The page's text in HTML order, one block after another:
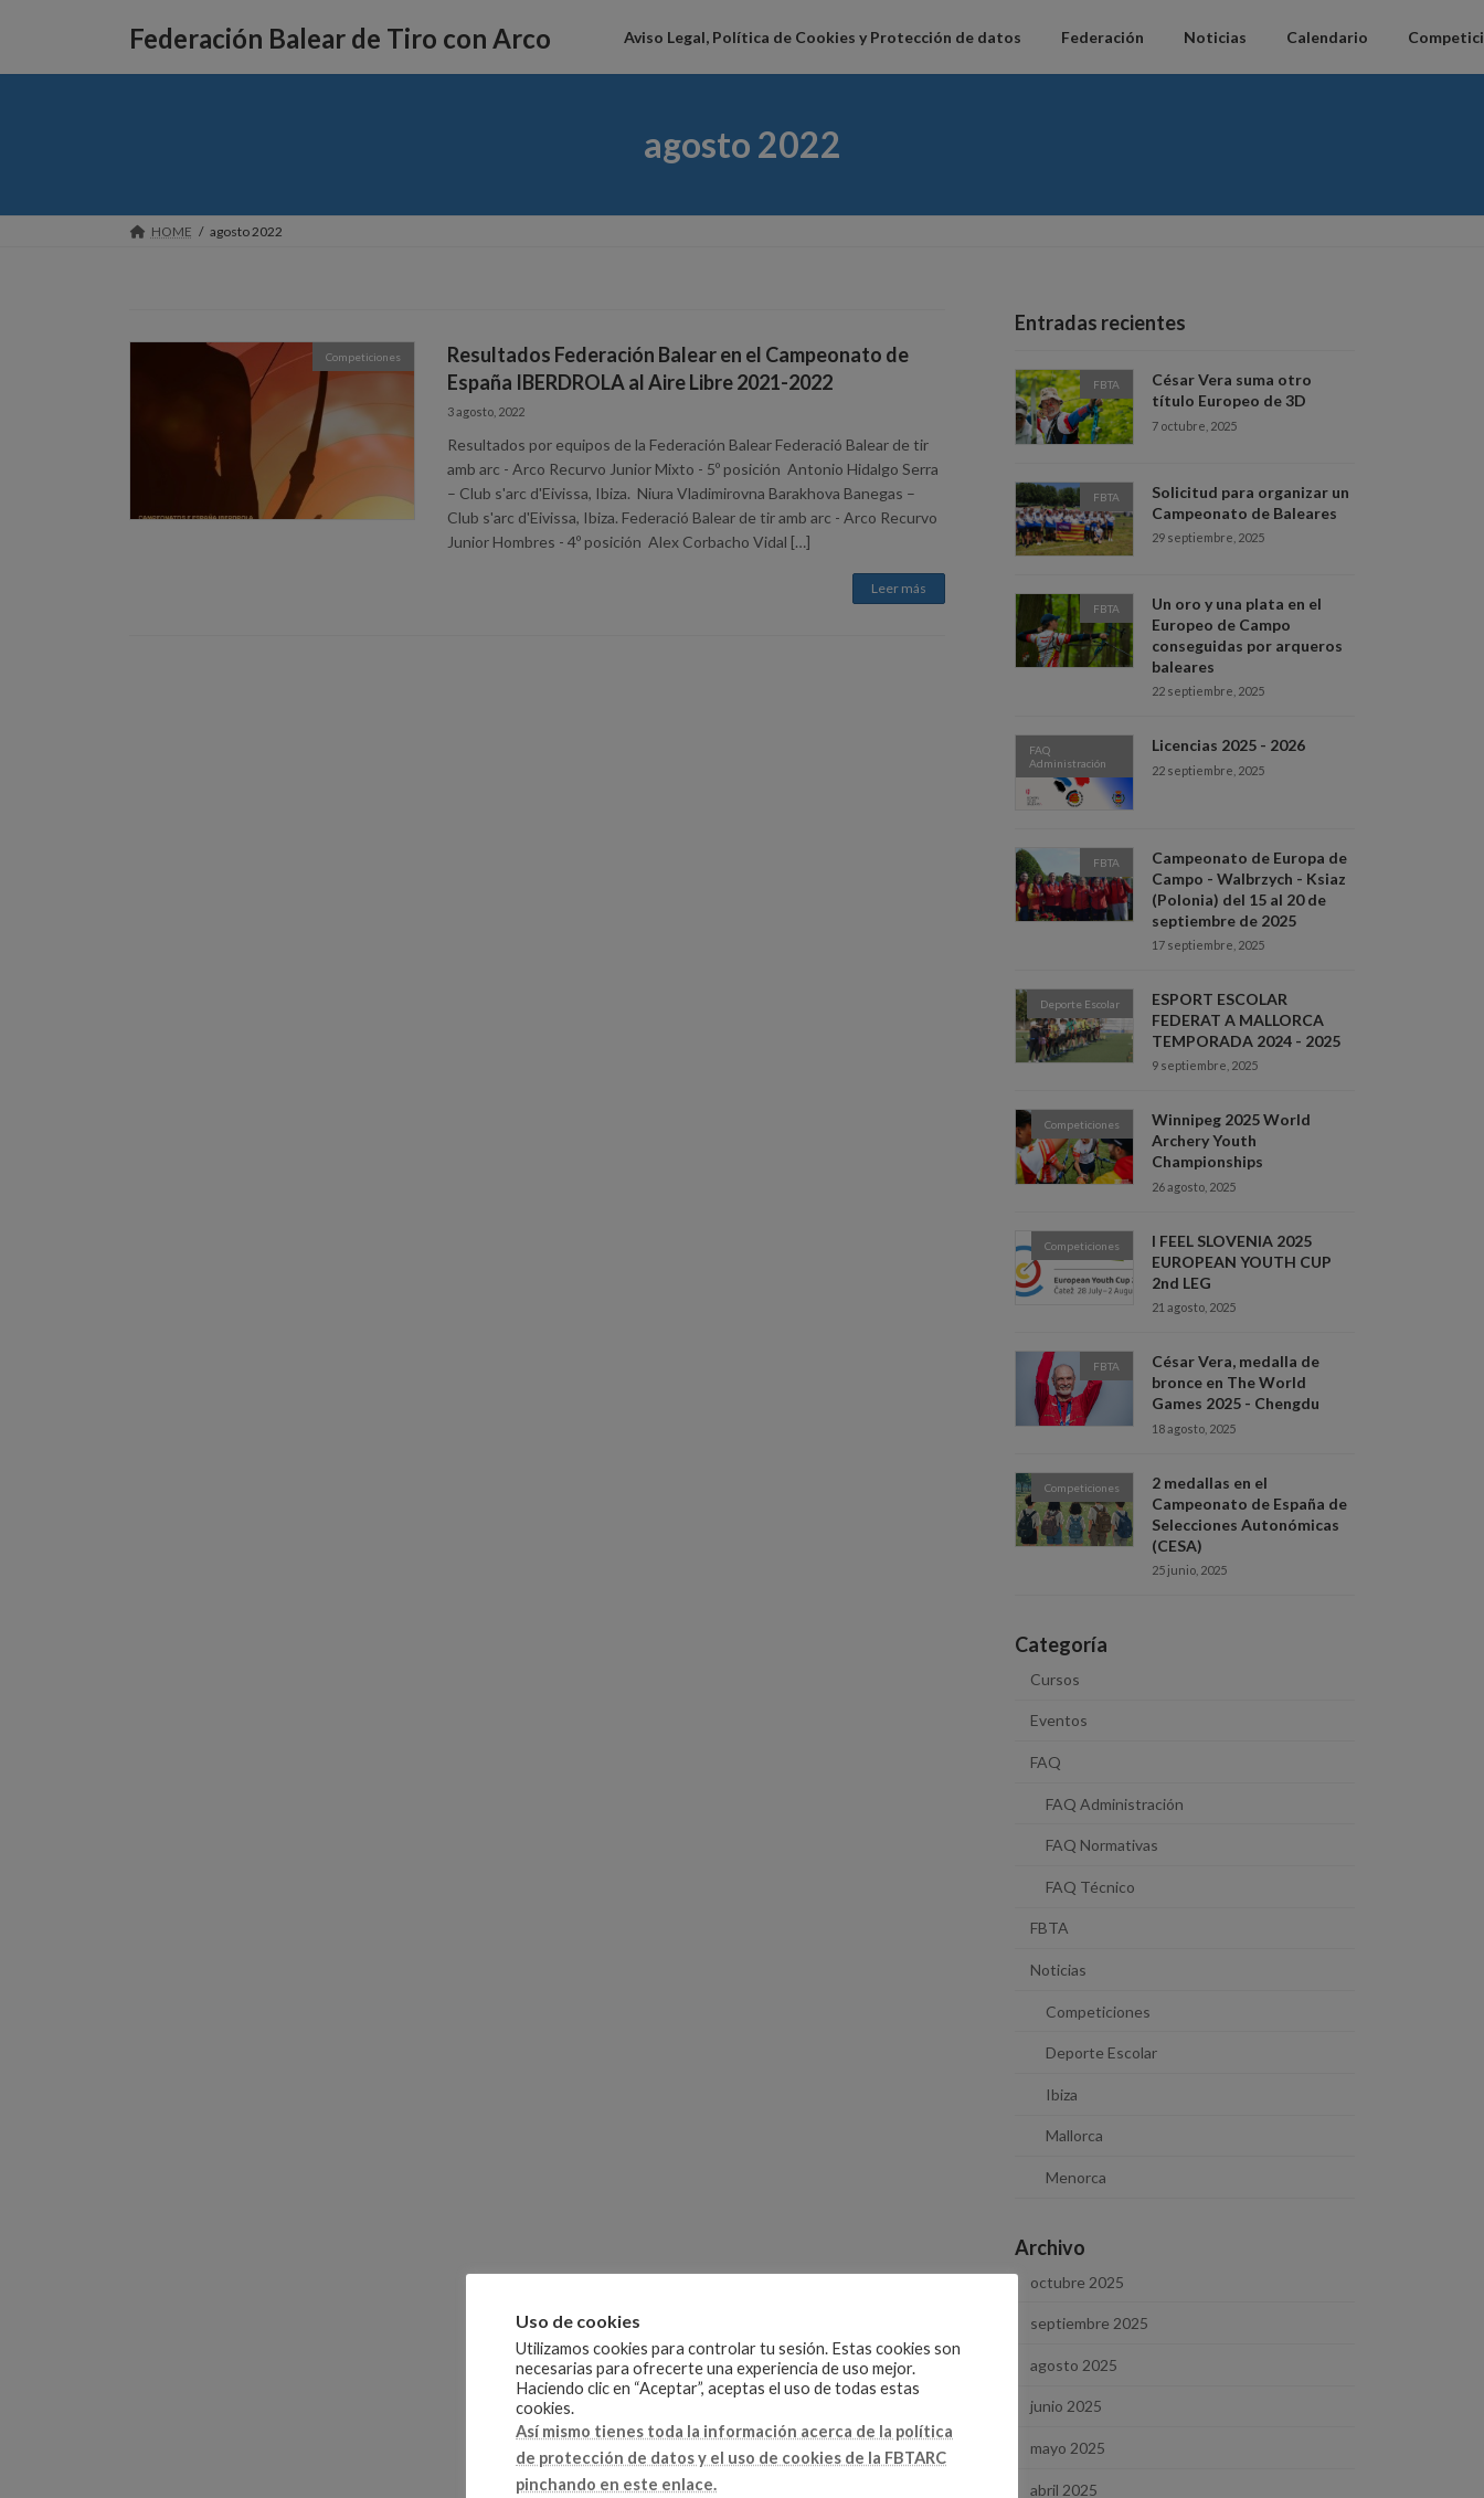
navegación
Federación Balear de Tiro con Arco Aviso Legal, Política de Cookies y Protección de datos Federación Noticias Calendario
agosto 2022
HOME agosto 2022
Competiciones
Resultados Federación Balear en el Campeonato de
España IBERDROLA al Aire Libre 2021-2022
3 agosto, 2022
Resultados por equipos de la Federación Balear Federació Balear de tir
amb arc - Arco Recurvo Junior Mixto - 5º posición Antonio Hidalgo Serra
– Club s'arc d'Eivissa, Ibiza. Niura Vladimirovna Barakhova Banegas –
Club s'arc d'Eivissa, Ibiza. Federació Balear de tir amb arc - Arco Recurvo
Junior Hombres - 4º posición Alex Corbacho Vidal […]
Leer más
Entradas recientes
FBTA
César Vera suma otro
título Europeo de 3D
7 octubre, 2025
FBTA
Solicitud para organizar un
Campeonato de Baleares
29 septiembre, 2025
FBTA
Un oro y una plata en el
Europeo de Campo
conseguidas por arqueros
baleares
22 septiembre, 2025
FAQ
Administración
Licencias 2025 - 2026
22 septiembre, 2025
FBTA
Campeonato de Europa de
Campo - Walbrzych - Ksiaz
(Polonia) del 15 al 20 de
septiembre de 2025
17 septiembre, 2025
Deporte Escolar
ESPORT ESCOLAR
FEDERAT A MALLORCA
TEMPORADA 2024 - 2025
9 septiembre, 2025
Competiciones
Winnipeg 2025 World
Archery Youth
Championships
26 agosto, 2025
Competiciones
I FEEL SLOVENIA 2025
EUROPEAN YOUTH CUP
2nd LEG
21 agosto, 2025
FBTA
César Vera, medalla de
bronce en The World
Games 2025 - Chengdu
18 agosto, 2025
Competiciones
2 medallas en el
Campeonato de España de
Selecciones Autonómicas
(CESA)
25 junio, 2025
Categoría
Cursos
Eventos
FAQ
FAQ Administración
FAQ Normativas
FAQ Técnico
FBTA
Noticias
Competiciones
Deporte Escolar
Ibiza
Mallorca
Menorca
Archivo
octubre 2025
septiembre 2025
agosto 2025
junio 2025
mayo 2025
abril 2025
Uso de cookies
Utilizamos cookies para controlar tu sesión. Estas cookies son
necesarias para ofrecerte una experiencia de uso mejor.
Haciendo clic en “Aceptar”, aceptas el uso de todas estas
cookies.
Así mismo tienes toda la información acerca de la política
de protección de datos y el uso de cookies de la FBTARC
pinchando en este enlace.